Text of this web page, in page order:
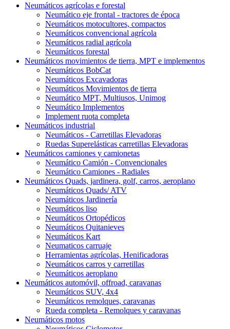
Neumáticos agrícolas e forestal
Neumático eje frontal - tractores de época
Neumáticos motocultores, compactos
Neumáticos convencional agrícola
Neumáticos radial agrícola
Neumáticos forestal
Neumáticos movimientos de tierra, MPT e implementos
Neumáticos BobCat
Neumáticos Excavadoras
Neumáticos Movimientos de tierra
Neumático MPT, Multiusos, Unimog
Neumático Implementos
Implement ruota completa
Neumáticos industrial
Neumáticos - Carretillas Elevadoras
Ruedas Superelásticas carretillas Elevadoras
Neumáticos camiones y camionetas
Neumático Camión - Convencionales
Neumático Camiones - Radiales
Neumáticos Quads, jardinera, golf, carros, aeroplano
Neumáticos Quads/ ATV
Neumáticos Jardinería
Neumáticos liso
Neumáticos Ortopédicos
Neumáticos Quitanieves
Neumáticos Kart
Neumaticos carruaje
Herramientas agrícolas, Henificadoras
Neumáticos carros y carretillas
Neumáticos aeroplano
Neumáticos automóvil, offroad, caravanas
Neumáticos SUV, 4x4
Neumáticos remolques, caravanas
Rueda completa - Remolques y caravanas
Neumáticos motos